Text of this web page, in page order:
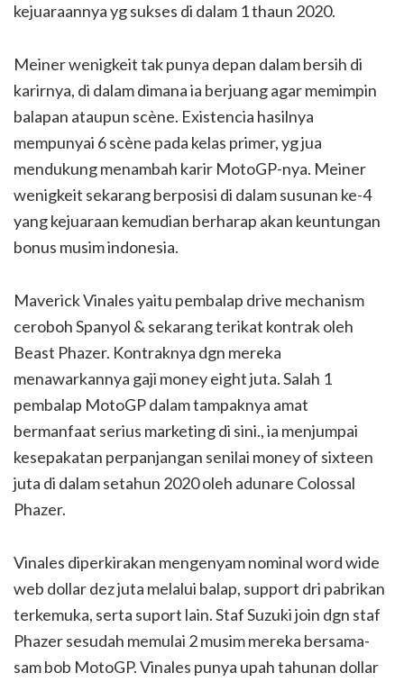
kejuaraannya yg sukses di dalam 1 thaun 2020.
Meiner wenigkeit tak punya depan dalam bersih di
karirnya, di dalam dimana ia berjuang agar memimpin
balapan ataupun scène. Existencia hasilnya
mempunyai 6 scène pada kelas primer, yg jua
mendukung menambah karir MotoGP-nya. Meiner
wenigkeit sekarang berposisi di dalam susunan ke-4
yang kejuaraan kemudian berharap akan keuntungan
bonus musim indonesia.
Maverick Vinales yaitu pembalap drive mechanism
ceroboh Spanyol & sekarang terikat kontrak oleh
Beast Phazer. Kontraknya dgn mereka
menawarkannya gaji money eight juta. Salah 1
pembalap MotoGP dalam tampaknya amat
bermanfaat serius marketing di sini., ia menjumpai
kesepakatan perpanjangan senilai money of sixteen
juta di dalam setahun 2020 oleh adunare Colossal
Phazer.
Vinales diperkirakan mengenyam nominal word wide
web dollar dez juta melalui balap, support dri pabrikan
terkemuka, serta suport lain. Staf Suzuki join dgn staf
Phazer sesudah memulai 2 musim mereka bersama-
sam bob MotoGP. Vinales punya upah tahunan dollar